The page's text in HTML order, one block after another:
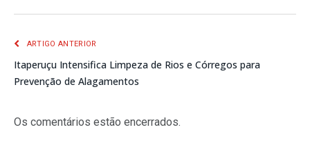
ARTIGO ANTERIOR
Itaperuçu Intensifica Limpeza de Rios e Córregos para
Prevenção de Alagamentos
Os comentários estão encerrados.